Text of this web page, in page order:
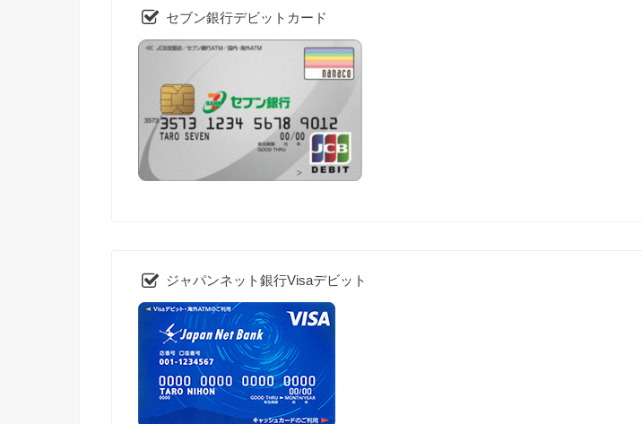
セブン銀行デビットカード
ジャパンネット銀行Visaデビット